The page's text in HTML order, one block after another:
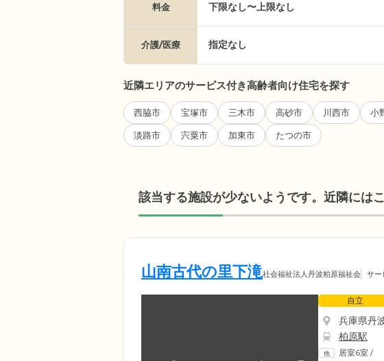
料金 下限なし〜上限なし
介護/医療 指定なし
近隣エリアのサービス付き高齢者向け住宅を探す
西脇市 宝塚市 三木市 高砂市 川西市 小
淡路市 宍粟市 加東市 たつの市
該当する施設が少ないようです。近隣には
山南古代の里下滝社会福祉法人丹波柏原福祉会 サー
自立
兵庫県丹
柏原駅
居室6室 /